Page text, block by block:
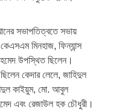
সভাপতিত্বতে সভায়
কেএসএম মিনহাজ, ফিন্যান্স
উপস্থিত ছিলেন।
কেদার লেলে, জাহিদুল
কাইয়ুম, মো. আবুল
এবং রেজাউল হক চৌধুরী।